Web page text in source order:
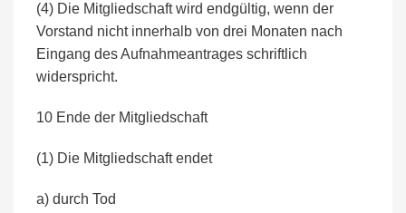
(4) Die Mitgliedschaft wird endgültig, wenn der
Vorstand nicht innerhalb von drei Monaten nach
Eingang des Aufnahmeantrages schriftlich
widerspricht.
10 Ende der Mitgliedschaft
(1) Die Mitgliedschaft endet
a) durch Tod